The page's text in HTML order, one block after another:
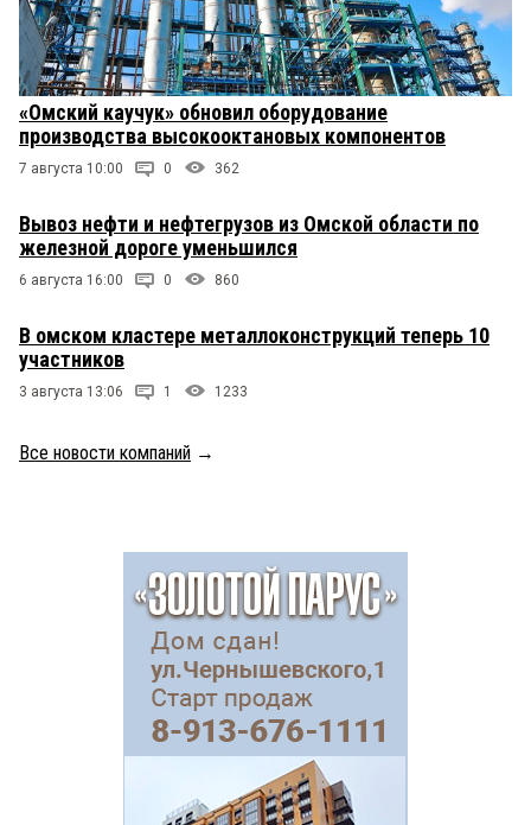
«Омский каучук» обновил оборудование
производства высокооктановых компонентов
7 августа 10:00 0 362
Вывоз нефти и нефтегрузов из Омской области по
железной дороге уменьшился
6 августа 16:00 0 860
В омском кластере металлоконструкций теперь 10
участников
3 августа 13:06 1 1233
Все новости компаний →